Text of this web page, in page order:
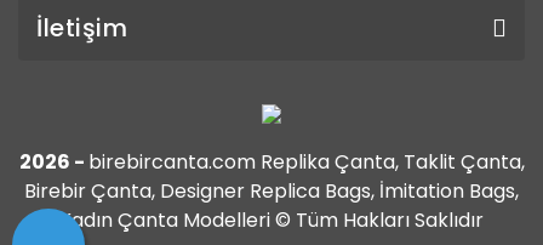
İletişim
2026 - birebircanta.com Replika Çanta, Taklit Çanta,
Birebir Çanta, Designer Replica Bags, İmitation Bags,
Kadın Çanta Modelleri © Tüm Hakları Saklıdır